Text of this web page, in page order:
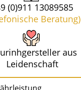
(0)911 13089585
Beratung)
aus
Leidenschaft